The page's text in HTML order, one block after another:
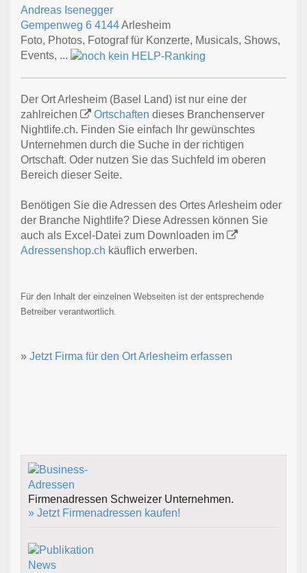
Andreas Isenegger
Gempenweg 6 4144Arlesheim
Foto, Photos, Fotograf für Konzerte, Musicals, Shows,
Events, ...
Der Ort Arlesheim (Basel Land) ist nur eine der
zahlreichen
Ortschaften dieses Branchenserver
Nightlife.ch. Finden Sie einfach Ihr gewünschtes
Unternehmen durch die Suche in der richtigen
Ortschaft. Oder nutzen Sie das Suchfeld im oberen
Bereich dieser Seite.
Benötigen Sie die Adressen des Ortes Arlesheim oder
der Branche Nightlife? Diese Adressen können Sie
auch als Excel-Datei zum Downloaden im
Adressenshop.ch käuflich erwerben.
Für den Inhalt der einzelnen Webseiten ist der entsprechende
Betreiber verantwortlich.
» Jetzt Firma für den Ort Arlesheim erfassen
Firmenadressen Schweizer Unternehmen.
» Jetzt Firmenadressen kaufen!